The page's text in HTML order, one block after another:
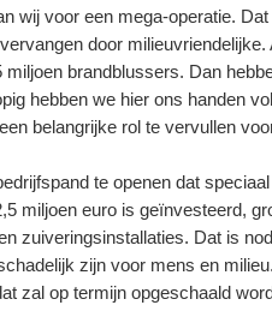
wij voor een mega-operatie.
door milieuvriendelijke.
miljoen brandblussers. Dan
hebben we hier ons handen
belangrijke rol te vervullen
te openen dat
miljoen euro is geïnvesteerd,
zuiveringsinstallaties. Dat is
zijn voor mens en
zal op termijn opgeschaald